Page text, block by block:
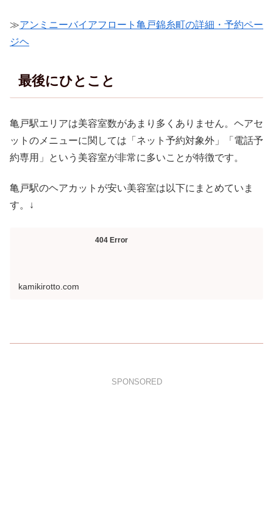
≫アンミニーバイアフロート亀戸錦糸町の詳細・予約ペー
ジヘ
最後にひとこと
亀戸駅エリアは美容室数があまり多くありません。ヘアセ
ットのメニューに関しては「ネット予約対象外」「電話予
約専用」という美容室が非常に多いことが特徴です。
亀戸駅のヘアカットが安い美容室は以下にまとめていま
す。↓
404 Error
kamikirotto.com
SPONSORED